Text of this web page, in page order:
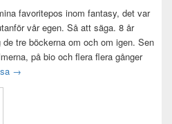
favoritepos inom fantasy, det var
vår egen. Så att säga. 8 år
tre böckerna om och om igen. Sen
på bio och flera flera gånger
Sagan om ringen-maraton
→